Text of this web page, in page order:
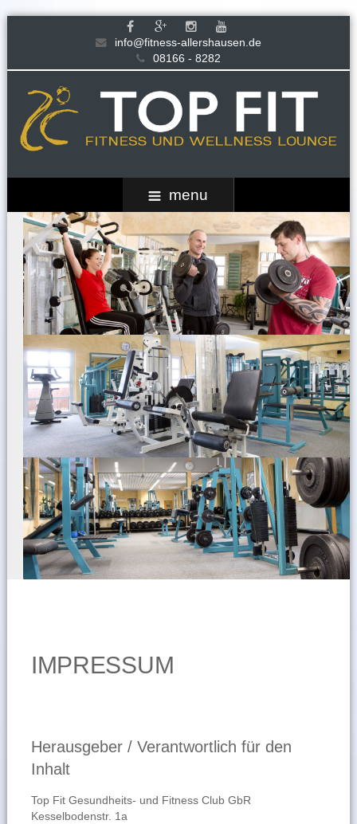
info@fitness-allershausen.de
08166 - 8282
menu
IMPRESSUM
Herausgeber / Verantwortlich für den
Inhalt
Top Fit Gesundheits- und Fitness Club GbR
Kesselbodenstr. 1a